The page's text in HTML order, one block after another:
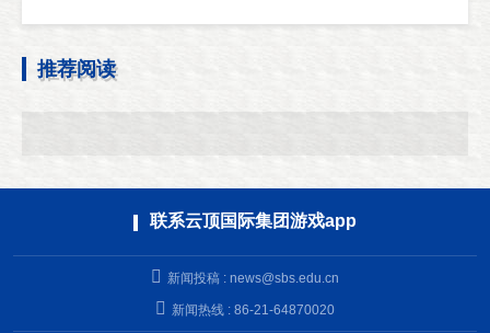
推荐阅读
联系云顶国际集团游戏app
新闻投稿 : news@sbs.edu.cn
新闻热线 : 86-21-64870020